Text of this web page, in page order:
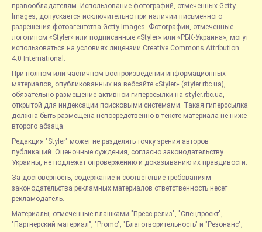
правообладателям. Использование фотографий, отмеченных Getty
Images, допускается исключительно при наличии письменного
разрешения фотоагентства Getty Images. Фотографии, отмеченные
логотипом «Styler» или подписанные «Styler» или «РБК-Украина», могут
использоваться на условиях лицензии Creative Commons Attribution
4.0 International.
При полном или частичном воспроизведении информационных
материалов, опубликованных на вебсайте «Styler» (styler.rbc.ua),
обязательно размещение активной гиперссылки на styler.rbc.ua,
открытой для индексации поисковыми системами. Такая гиперссылка
должна быть размещена непосредственно в тексте материала не ниже
второго абзаца.
Редакция "Styler" может не разделять точку зрения авторов
публикаций. Оценочные суждения, согласно законодательству
Украины, не подлежат опровержению и доказыванию их правдивости.
За достоверность, содержание и соответствие требованиям
законодательства рекламных материалов ответственность несет
рекламодатель.
Материалы, отмеченные плашками "Пресс-релиз", "Спецпроект",
"Партнерский материал", "Promo", "Благотворительность" и "Резонанс",